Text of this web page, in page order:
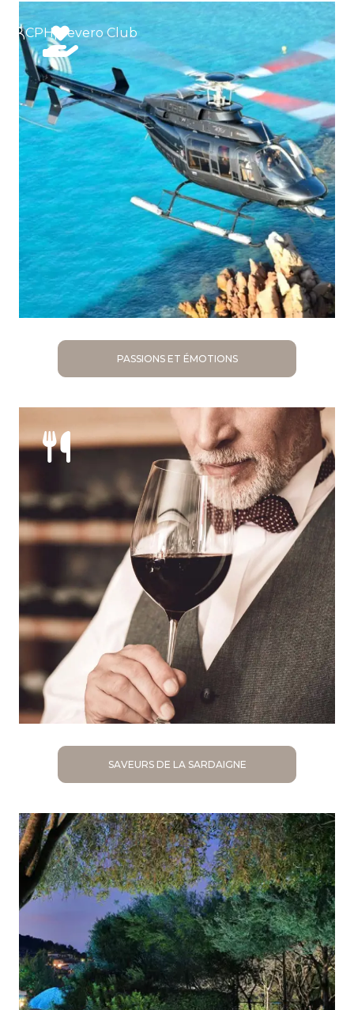
PASSIONS ET ÉMOTIONS
SAVEURS DE LA SARDAIGNE
CPH|Pevero Club